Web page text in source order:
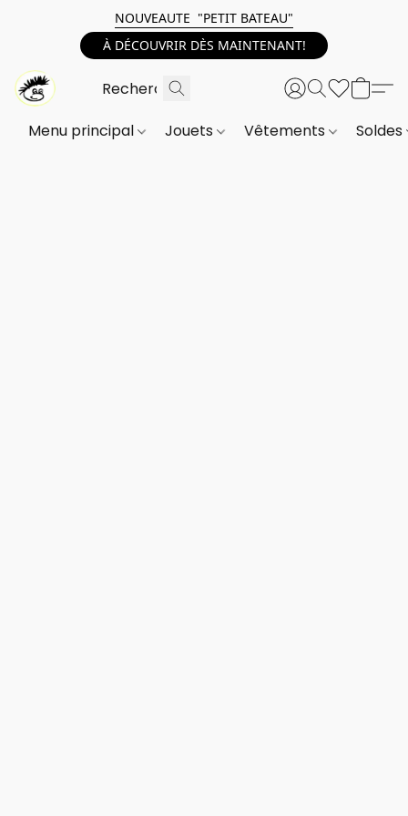
NOUVEAUTE "PETIT BATEAU"
À DÉCOUVRIR DÈS MAINTENANT!
Menu principal Jouets Vêtements Soldes